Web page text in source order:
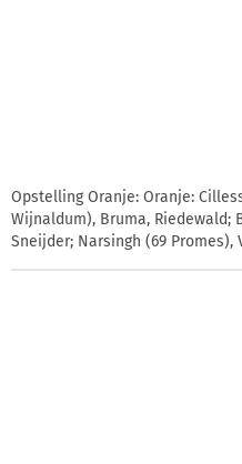
Opstelling Oranje: Oranje:
Wijnaldum), Bruma, Riedewald;
Sneijder; Narsingh (69 Promes),